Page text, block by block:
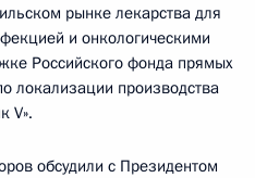
рынке лекарства для
и онкологическими
Российского фонда прямых
локализации производства
V».
обсудили с Президентом